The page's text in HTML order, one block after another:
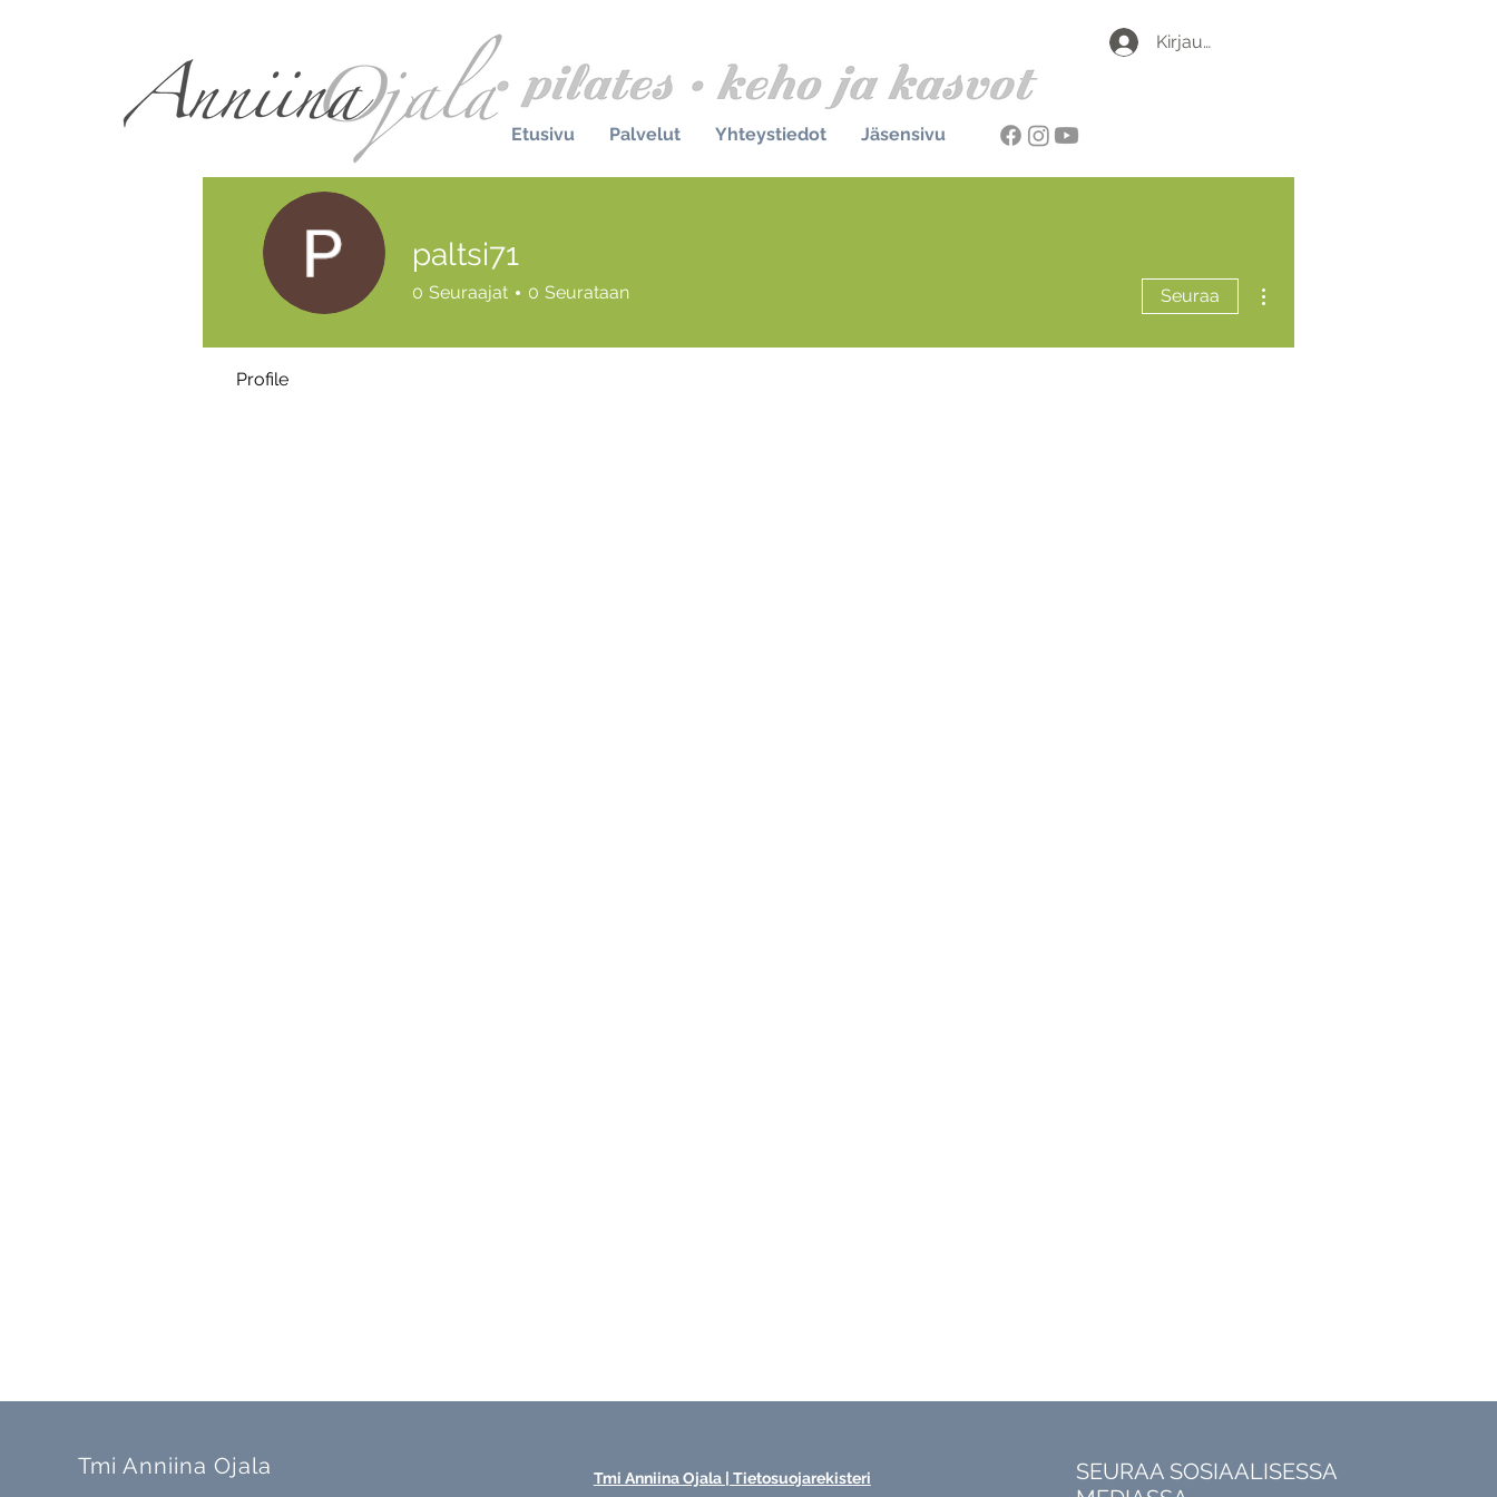
Kirjaudu
Etusivu Palvelut Yhteystiedot Jäsensivu
paltsi71
0 Seuraajat 0 Seurataan Seuraa
Profile
Tmi Anniina Ojala Tmi Anniina Ojala | Tietosuojarekisteri
SEURAA SOSIAALISESSA